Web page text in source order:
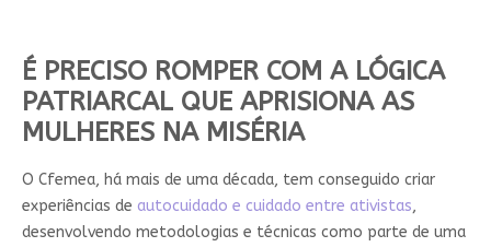
É PRECISO ROMPER COM A LÓGICA
PATRIARCAL QUE APRISIONA AS
MULHERES NA MISÉRIA
O Cfemea, há mais de uma década, tem conseguido criar
experiências de autocuidado e cuidado entre ativistas,
desenvolvendo metodologias e técnicas como parte de uma